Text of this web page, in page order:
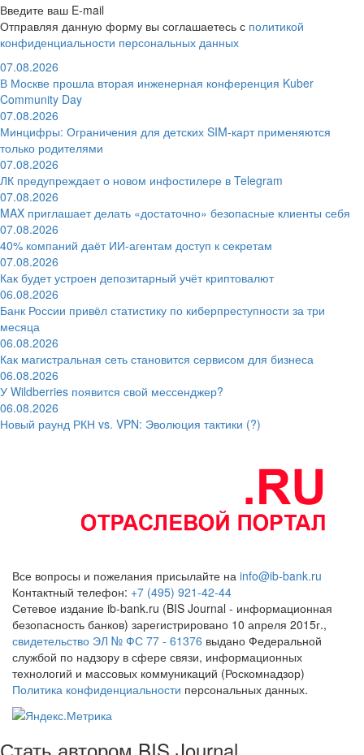
Введите ваш E-mail
Отправляя данную форму вы соглашаетесь с политикой
конфиденциальности персональных данных
07.08.2026
В Москве прошла вторая инженерная конференция Kuber
Community Day
07.08.2026
Минцифры: Ограничения для детских SIM-карт применяются
только родителями
07.08.2026
ЛК предупреждает о новом инфостилере в Telegram
07.08.2026
MAX приглашает делать «достаточно» безопасные клиенты себя
07.08.2026
40% компаний даёт ИИ‑агентам доступ к секретам
07.08.2026
Как будет устроен депозитарный учёт криптовалют
06.08.2026
Банк России привёл статистику по киберпреступности за три
месяца
06.08.2026
Как магистральная сеть становится сервисом для бизнеса
06.08.2026
У Wildberries появится свой мессенджер?
06.08.2026
Новый раунд РКН vs. VPN: Эволюция тактики (?)
Все вопросы и пожелания присылайте на info@ib-bank.ru
Контактный телефон: +7 (495) 921-42-44
Сетевое издание ib-bank.ru (BIS Journal - информационная
безопасность банков) зарегистрировано 10 апреля 2015г.,
свидетельство ЭЛ № ФС 77 - 61376 выдано Федеральной
службой по надзору в сфере связи, информационных
технологий и массовых коммуникаций (Роскомнадзор)
Политика конфиденциальности персональных данных.